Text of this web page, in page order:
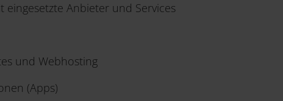
eingesetzte Anbieter und Services
und Webhosting
(Apps)